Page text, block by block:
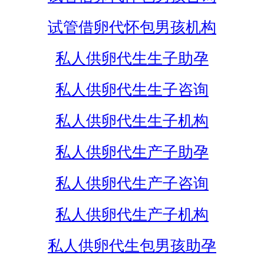
试管借卵代怀包男孩机构
私人供卵代生生子助孕
私人供卵代生生子咨询
私人供卵代生生子机构
私人供卵代生产子助孕
私人供卵代生产子咨询
私人供卵代生产子机构
私人供卵代生包男孩助孕